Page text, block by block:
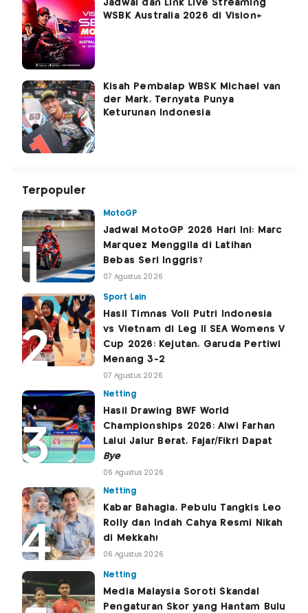
Jadwal dan Link Live Streaming
WSBK Australia 2026 di Vision+
Kisah Pembalap WBSK Michael van
der Mark, Ternyata Punya
Keturunan Indonesia
Terpopuler
MotoGP
Jadwal MotoGP 2026 Hari Ini: Marc
Marquez Menggila di Latihan
Bebas Seri Inggris?
07 Agustus 2026
Sport Lain
Hasil Timnas Voli Putri Indonesia
vs Vietnam di Leg II SEA Womens V
Cup 2026: Kejutan, Garuda Pertiwi
Menang 3-2
07 Agustus 2026
Netting
Hasil Drawing BWF World
Championships 2026: Alwi Farhan
Lalui Jalur Berat, Fajar/Fikri Dapat
Bye
06 Agustus 2026
Netting
Kabar Bahagia, Pebulu Tangkis Leo
Rolly dan Indah Cahya Resmi Nikah
di Mekkah!
06 Agustus 2026
Netting
Media Malaysia Soroti Skandal
Pengaturan Skor yang Hantam Bulu